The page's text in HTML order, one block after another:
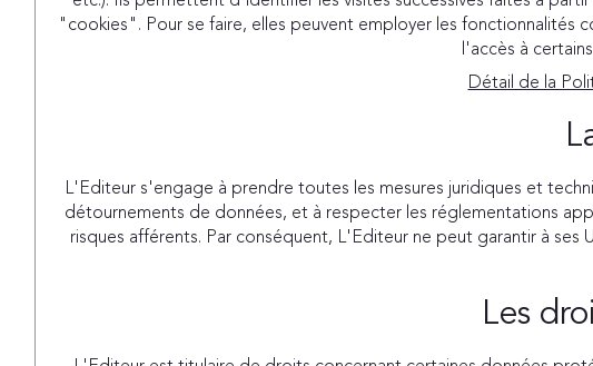
"cookies". Pour se faire, elles peuvent employer les fonctionnalités
l'accès à
Détail de la
L'Editeur s'engage à prendre toutes les mesures juridiques et
détournements de données, et à respecter les réglementations
risques afférents. Par conséquent, L'Editeur ne peut garantir à
Les